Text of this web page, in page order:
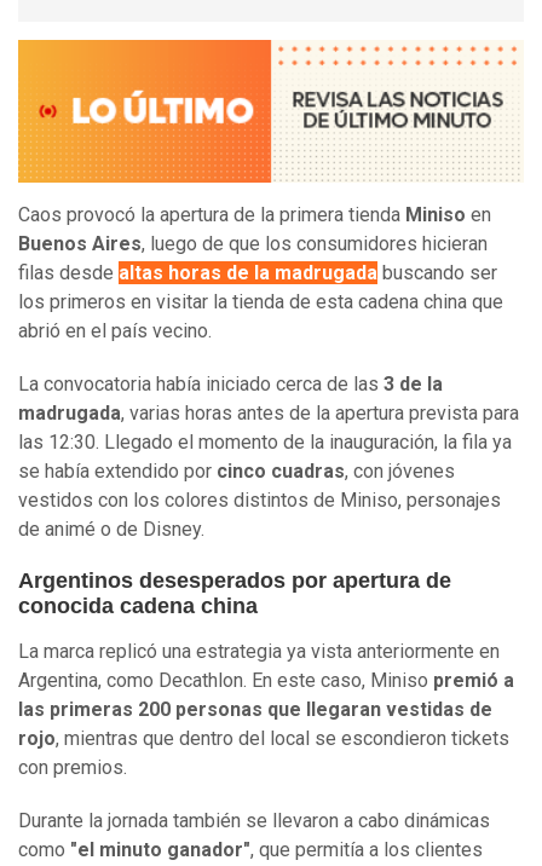
Caos provocó la apertura de la primera tienda Miniso en
Buenos Aires, luego de que los consumidores hicieran
filas desde altas horas de la madrugada buscando ser
los primeros en visitar la tienda de esta cadena china que
abrió en el país vecino.
La convocatoria había iniciado cerca de las 3 de la
madrugada, varias horas antes de la apertura prevista para
las 12:30. Llegado el momento de la inauguración, la fila ya
se había extendido por cinco cuadras, con jóvenes
vestidos con los colores distintos de Miniso, personajes
de animé o de Disney.
Argentinos desesperados por apertura de
conocida cadena china
La marca replicó una estrategia ya vista anteriormente en
Argentina, como Decathlon. En este caso, Miniso premió a
las primeras 200 personas que llegaran vestidas de
rojo, mientras que dentro del local se escondieron tickets
con premios.
Durante la jornada también se llevaron a cabo dinámicas
como "el minuto ganador", que permitía a los clientes